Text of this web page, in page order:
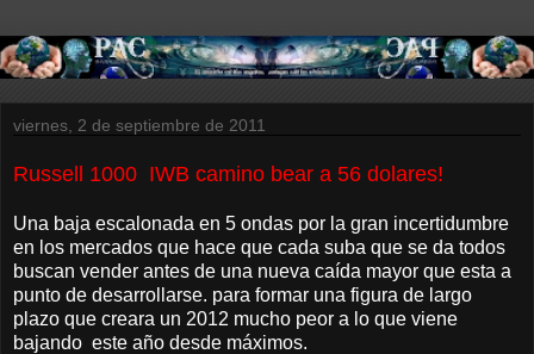
viernes, 2 de septiembre de 2011
Russell 1000 IWB camino bear a 56 dolares!
Una baja escalonada en 5 ondas por la gran incertidumbre
en los mercados que hace que cada suba que se da todos
buscan vender antes de una nueva caída mayor que esta a
punto de desarrollarse. para formar una figura de largo
plazo que creara un 2012 mucho peor a lo que viene
bajando este año desde máximos.